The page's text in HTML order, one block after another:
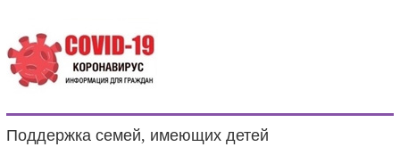
Поддержка семей, имеющих детей